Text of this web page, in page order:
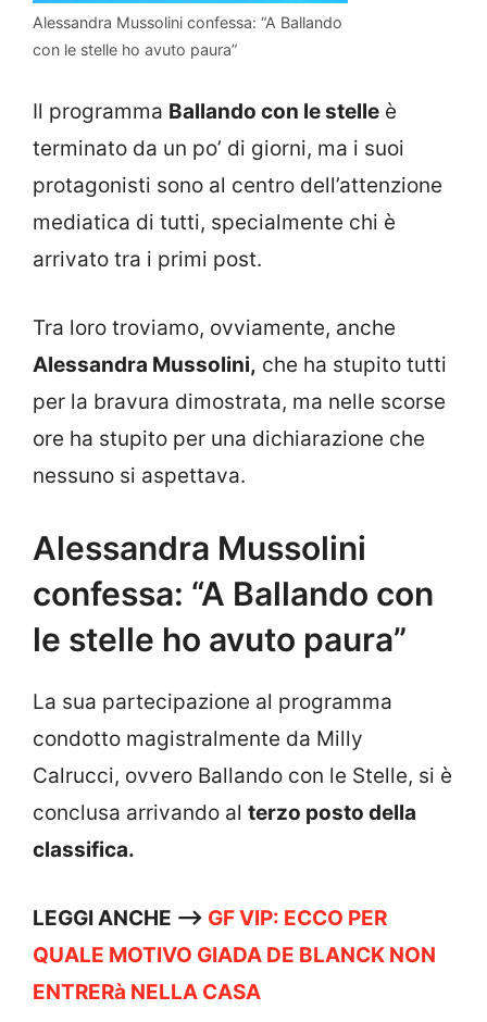
Alessandra Mussolini confessa: “A Ballando
con le stelle ho avuto paura”
Il programma Ballando con le stelle è
terminato da un po’ di giorni, ma i suoi
protagonisti sono al centro dell’attenzione
mediatica di tutti, specialmente chi è
arrivato tra i primi post.
Tra loro troviamo, ovviamente, anche
Alessandra Mussolini, che ha stupito tutti
per la bravura dimostrata, ma nelle scorse
ore ha stupito per una dichiarazione che
nessuno si aspettava.
Alessandra Mussolini
confessa: “A Ballando con
le stelle ho avuto paura”
La sua partecipazione al programma
condotto magistralmente da Milly
Calrucci, ovvero Ballando con le Stelle, si è
conclusa arrivando al terzo posto della
classifica.
LEGGI ANCHE —-> GF VIP: ECCO PER
QUALE MOTIVO GIADA DE BLANCK NON
ENTRERà NELLA CASA